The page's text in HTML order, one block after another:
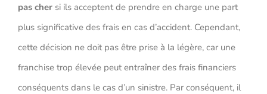
pas chersi ils acceptent de prendre en charge une part
plus significative des frais en cas d’accident. Cependant,
cette décision ne doit pas être prise à la légère, car une
franchise trop élevée peut entraîner des frais financiers
conséquents dans le cas d’un sinistre. Par conséquent, il